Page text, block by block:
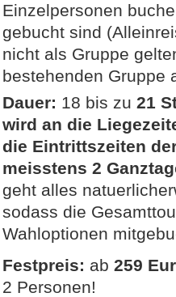
Einzelpersonen
gebucht sind
nicht als Gruppe
bestehenden Gruppe
Dauer: 18 bis zu 21
wird an die
die Eintrittszeiten
meisstens 2
geht alles
sodass die
Wahloptionen
Festpreis: ab 259
2 Personen!